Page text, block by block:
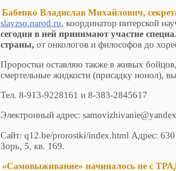
Бабенко Владислав Михайлович,
slavzso.narod.ru, координатор питерской
сегодня в ней принимают участие
страны, от онкологов и философов до
Проростки оставляю также в живых
смертельные жидкости (присадку ионол),
Тел. 8-913-9228161 и 8-383-2845617
Электронный адрес:
Сайт: q12.be/prorostki/index.html Адрес:
Зорь, 5, кв. 169.
«Самовыживание» начиналось не с